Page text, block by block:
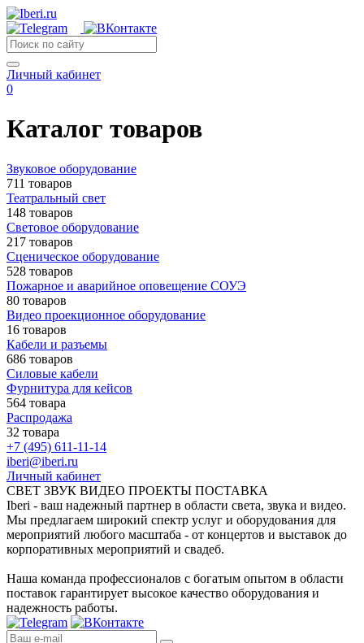
Личный кабинет
0
Каталог товаров
Звуковое оборудование
711 товаров
Театральный свет
148 товаров
Световое оборудование
217 товаров
Сценическое оборудование
528 товаров
Пожарное и аварийное оповещение СОУЭ
80 товаров
Видео проекционное оборудование
16 товаров
Кабели и разъемы
686 товаров
Силовые кабели
Фурнитура для кейсов
564 товара
Распродажа
32 товара
+7 (495) 611-11-14
iberi@iberi.ru
Личный кабинет
СВЕТ ЗВУК ВИДЕО ПРОЕКТЫ ПОСТАВКА
Iberi - ваш надежный партнер в области света, звука и видео.
Мы предлагаем широкий спектр услуг и оборудования для
мероприятий любого масштаба - от концертов и выставок до
корпоративных мероприятий и свадеб.
Наша команда профессионалов с богатым опытом в области
поставок гарантирует высокое качество оборудования и
надежность работы.